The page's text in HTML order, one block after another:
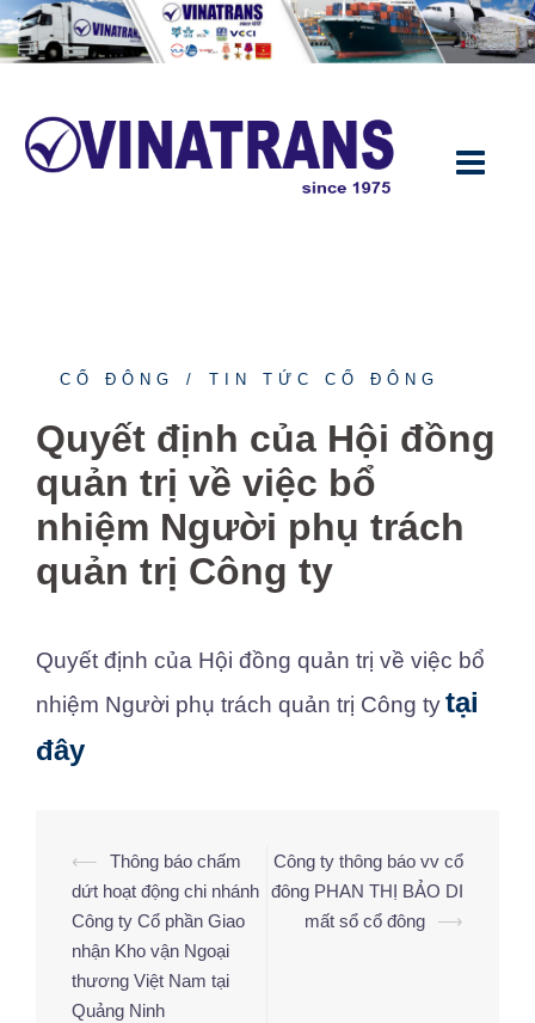
Chuyển
đến
CỔ ĐÔNG TIN TỨC CỔ ĐÔNG
Quyết định của Hội đồng
quản trị về việc bổ
nhiệm Người phụ trách
quản trị Công ty
Quyết định của Hội đồng quản trị về việc bổ
nhiệm Người phụ trách quản trị Công tytại
đây
Điều
hướng
bài
viết
⟵
Thông báo chấm
dứt hoạt động chi nhánh
Công ty Cổ phần Giao
nhận Kho vận Ngoại
thương Việt Nam tại
Quảng Ninh
Công ty thông báo vv cổ
đông PHAN THỊ BẢO DI
mất sổ cổ đông
⟶